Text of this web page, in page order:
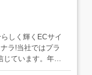
しく輝くECサイ
ラ!当社ではプラ
じています。年間
フバランスはバ